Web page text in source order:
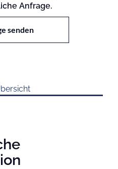
Anfrage.
senden